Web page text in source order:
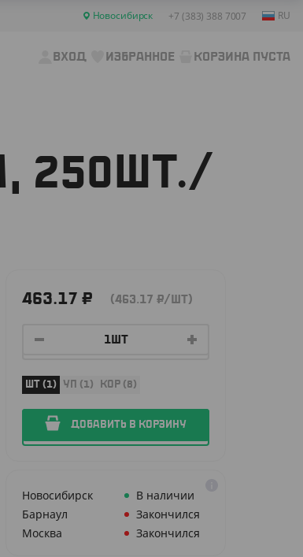
Новосибирск +7 (383) 388 7007 RU
ВХОД ИЗБРАННОЕ КОРЗИНА ПУСТА
250ШТ./
463.17 ₽ (463.17 ₽/ШТ)
ШТ (1) УП (1) КОР (8)
ДОБАВИТЬ В КОРЗИНУ
Новосибирск
В наличии
Барнаул
Закончился
Москва
Закончился